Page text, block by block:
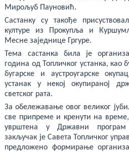
siteleri
bonus
veren
bahis
siteleri
deneme
bonusu
veren
yeni
siteler
deneme
bonusu
veren
casino
siteleri
Yeni
Bonus
Veren
Siteler
Мирољуб Пауновић.
Састанку су такође
културе из Прокупља и
Мeсне заједнице Гргуре.
Тема састанка била је
година од Топличког устанка, као
бугарске и аустроугарске
устанак у некој окупираној
светског рата.
За обележавање овог великог
све припреме и кренути на
уврштена у Државни програм
закључак је Савета Топличког
предложено формирање